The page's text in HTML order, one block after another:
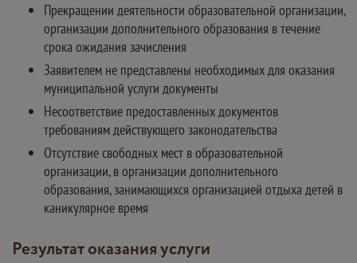
Прекращении деятельности образовательной организации,
организации дополнительного образования в течение
срока ожидания зачисления
Заявителем не представлены необходимых для оказания
муниципальной услуги документы
Несоответствие предоставленных документов
требованиям действующего законодательства
Отсутствие свободных мест в образовательной
организации, в организации дополнительного
образования, занимающихся организацией отдыха детей в
каникулярное время
Результат оказания услуги